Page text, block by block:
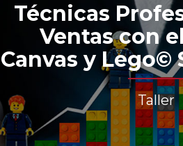
Técnicas
Ventas con
Canvas y Lego©
Taller